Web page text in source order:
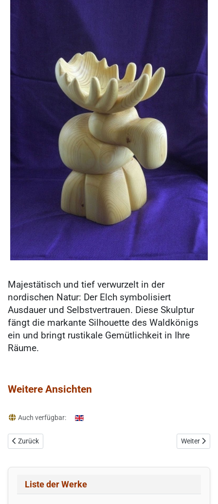
Majestätisch und tief verwurzelt in der
nordischen Natur: Der Elch symbolisiert
Ausdauer und Selbstvertrauen. Diese Skulptur
fängt die markante Silhouette des Waldkönigs
ein und bringt rustikale Gemütlichkeit in Ihre
Räume.
Weitere Ansichten
DetailsAuch verfügbar:
Vorheriger Beitrag: Drache
Zurück Nächster
Weiter
Liste der Werke